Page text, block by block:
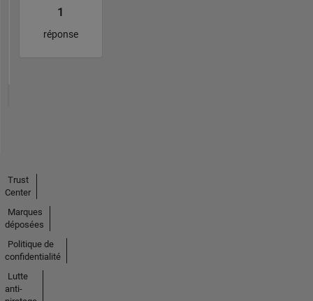
1
réponse
Trust
Center
Marques
déposées
Politique de
confidentialité
Lutte
anti-